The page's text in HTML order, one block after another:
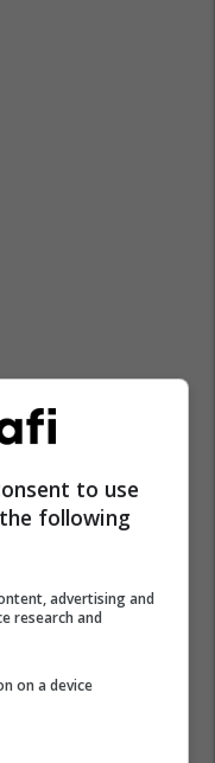
to use
following
advertising and
research and
on a device